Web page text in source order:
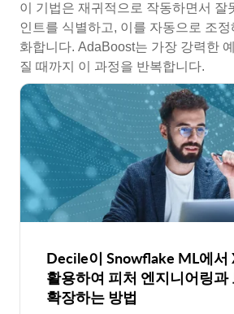
이 기법은 재귀적으로 작동하면서 잘
인트를 식별하고, 이를 자동으로 조
화합니다. AdaBoost는 가장 강력한
질 때까지 이 과정을 반복합니다.
Decile이 Snowflake ML에서
활용하여 피처 엔지니어링과
확장하는 방법